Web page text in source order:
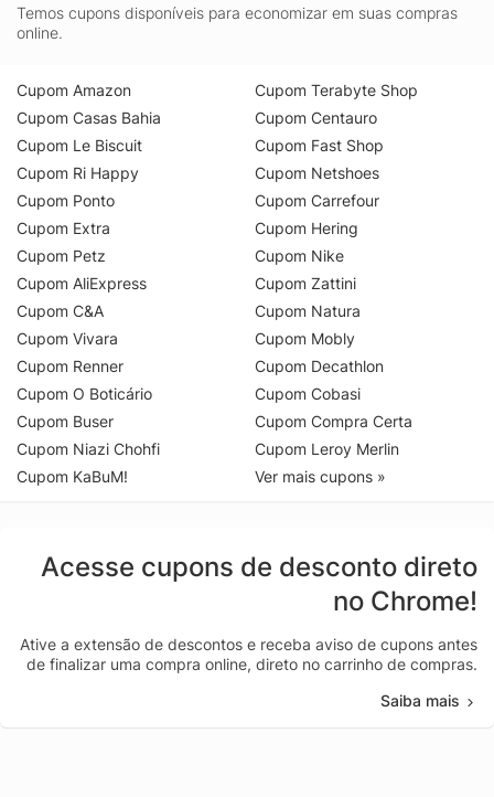
Temos cupons disponíveis para economizar em suas compras
online.
Cupom Amazon
Cupom Casas Bahia
Cupom Le Biscuit
Cupom Ri Happy
Cupom Ponto
Cupom Extra
Cupom Petz
Cupom AliExpress
Cupom C&A
Cupom Vivara
Cupom Renner
Cupom O Boticário
Cupom Buser
Cupom Niazi Chohfi
Cupom KaBuM!
Cupom Terabyte Shop
Cupom Centauro
Cupom Fast Shop
Cupom Netshoes
Cupom Carrefour
Cupom Hering
Cupom Nike
Cupom Zattini
Cupom Natura
Cupom Mobly
Cupom Decathlon
Cupom Cobasi
Cupom Compra Certa
Cupom Leroy Merlin
Ver mais cupons »
Acesse cupons de desconto direto
no Chrome!
Ative a extensão de descontos e receba aviso de cupons antes
de finalizar uma compra online, direto no carrinho de compras.
Saiba mais